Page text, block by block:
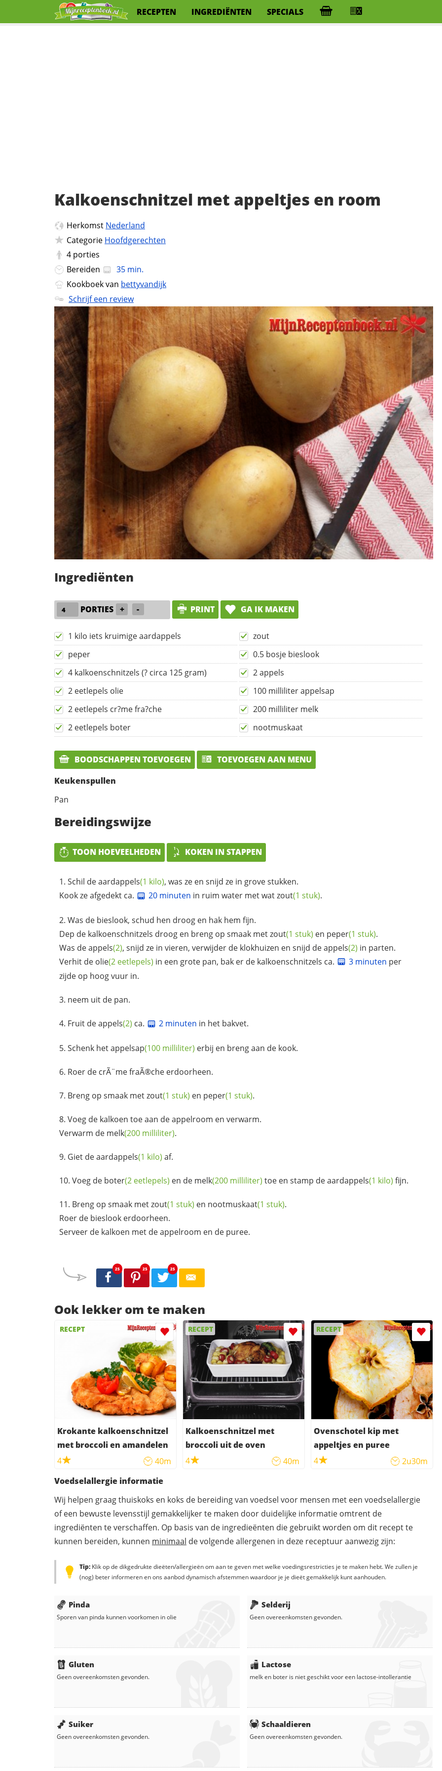
RECEPTEN INGREDIËNTEN SPECIALS
Kalkoenschnitzel met appeltjes en room
Herkomst Nederland
Categorie Hoofdgerechten
4 porties
Bereiden
35 min.
Kookboek van bettyvandijk
Schrijf een review
Ingrediënten
PORTIES + - PRINT GA IK MAKEN
1 kilo iets kruimige aardappels
zout
peper
0.5 bosje bieslook
4 kalkoenschnitzels (? circa 125 gram)
2 appels
2 eetlepels olie
100 milliliter appelsap
2 eetlepels cr?me fra?che
200 milliliter melk
2 eetlepels boter
nootmuskaat
BOODSCHAPPEN TOEVOEGEN
TOEVOEGEN AAN MENU
Keukenspullen
Pan
Bereidingswijze
TOON HOEVEELHEDEN KOKEN IN STAPPEN
Schil deaardappels(1 kilo), was ze en snijd ze in grove stukken.
Kook ze afgedekt ca.
20 minuten in ruim water met watzout(1 stuk).
Was de bieslook, schud hen droog en hak hem fijn.
Dep de kalkoenschnitzels droog en breng op smaak metzout(1 stuk) en peper(1 stuk).
Was deappels(2), snijd ze in vieren, verwijder de klokhuizen en snijd deappels(2) in parten.
Verhit de olie(2 eetlepels) in een grote pan, bak er de kalkoenschnitzels ca. 3 minuten per
zijde op hoog vuur in.
neem uit de pan.
Fruit deappels(2) ca. 2 minuten in het bakvet.
Schenk hetappelsap(100 milliliter) erbij en breng aan de kook.
Roer de crÃ¨me fraÃ®che erdoorheen.
Breng op smaak metzout(1 stuk) en peper(1 stuk).
Voeg de kalkoen toe aan de appelroom en verwarm.
Verwarm de melk(200 milliliter).
Giet deaardappels(1 kilo) af.
Voeg de boter(2 eetlepels) en de melk(200 milliliter) toe en stamp deaardappels(1 kilo) fijn.
Breng op smaak metzout(1 stuk) en nootmuskaat(1 stuk).
Roer de bieslook erdoorheen.
Serveer de kalkoen met de appelroom en de puree.
25 25 25
Ook lekker om te maken
RECEPT
Krokante kalkoenschnitzel
met broccoli en amandelen
4
40m
RECEPT
Kalkoenschnitzel met
broccoli uit de oven
4
40m
RECEPT
Ovenschotel kip met
appeltjes en puree
4
2u30m
Voedselallergie informatie
Wij helpen graag thuiskoks en koks de bereiding van voedsel voor mensen met een voedselallergie
of een bewuste levensstijl gemakkelijker te maken door duidelijke informatie omtrent de
ingrediënten te verschaffen. Op basis van de ingredieënten die gebruikt worden om dit recept te
kunnen bereiden, kunnen minimaal de volgende allergenen in deze receptuur aanwezig zijn:
Tip: Klik op de dikgedrukte dieëten/allergieën om aan te geven met welke voedingsrestricties je te maken hebt. We zullen je
(nog) beter informeren en ons aanbod dynamisch afstemmen waardoor je je dieët gemakkelijk kunt aanhouden.
Pinda
Sporen van pinda kunnen voorkomen inolie
Gluten
Geen overeenkomsten gevonden.
Suiker
Geen overeenkomsten gevonden.
Selderij
Geen overeenkomsten gevonden.
Lactose
melken boter is niet geschikt voor een lactose-intollerantie
Schaaldieren
Geen overeenkomsten gevonden.